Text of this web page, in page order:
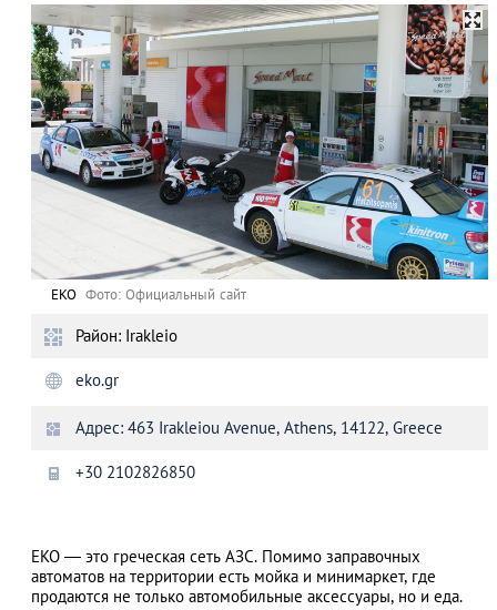
EKO Фото: Официальный сайт
Район: Irakleio
eko.gr
Адрес: 463 Irakleiou Avenue, Athens, 14122, Greece
+30 2102826850
EKO — это греческая сеть АЗС. Помимо заправочных
автоматов на территории есть мойка и минимаркет, где
продаются не только автомобильные аксессуары, но и еда.